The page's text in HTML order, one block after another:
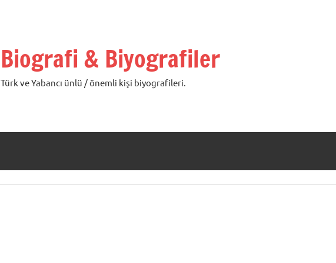
Biografi & Biyografiler
Türk ve Yabancı ünlü / önemli kişi biyografileri.